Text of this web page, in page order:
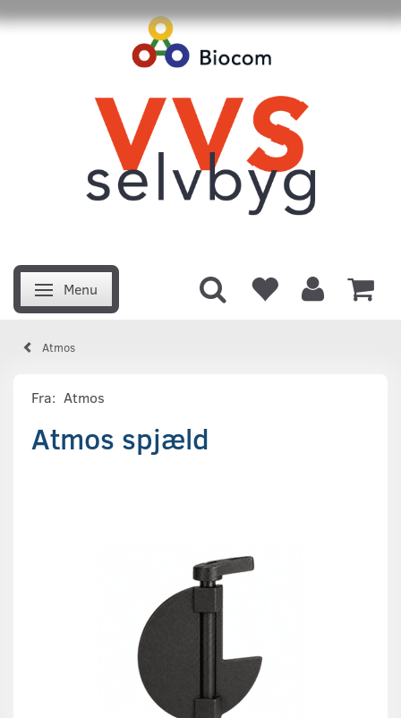
Skifte navigation
Menu
Atmos
Fra: Atmos
Atmos spjæld